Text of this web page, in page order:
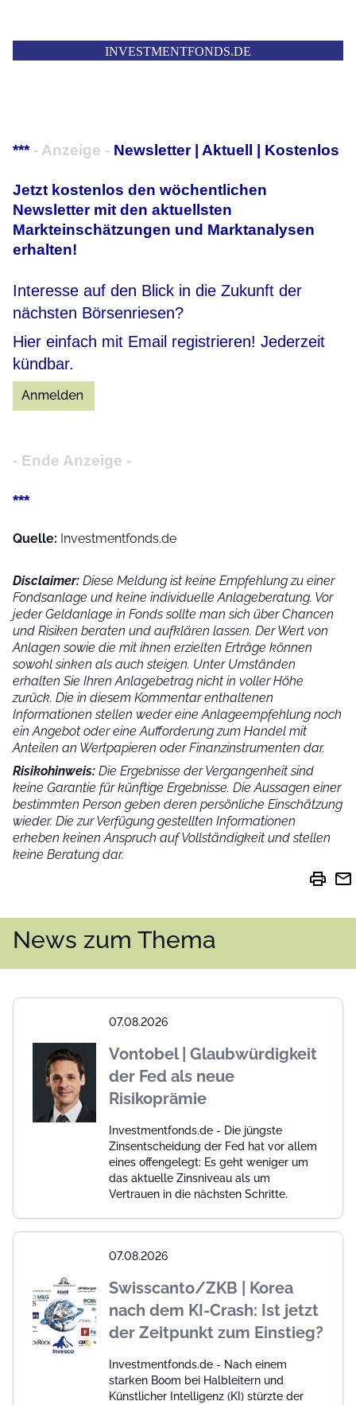
INVESTMENTFONDS.DE
*** - Anzeige - Newsletter | Aktuell | Kostenlos
Jetzt kostenlos den wöchentlichen
Newsletter mit den aktuellsten
Markteinschätzungen und Marktanalysen
erhalten!
Interesse auf den Blick in die Zukunft der
nächsten Börsenriesen?
Hier einfach mit Email registrieren! Jederzeit
kündbar.
- Ende Anzeige -
***
Quelle: Investmentfonds.de
Disclaimer: Diese Meldung ist keine Empfehlung zu einer
Fondsanlage und keine individuelle Anlageberatung. Vor
jeder Geldanlage in Fonds sollte man sich über Chancen
und Risiken beraten und aufklären lassen. Der Wert von
Anlagen sowie die mit ihnen erzielten Erträge können
sowohl sinken als auch steigen. Unter Umständen
erhalten Sie Ihren Anlagebetrag nicht in voller Höhe
zurück. Die in diesem Kommentar enthaltenen
Informationen stellen weder eine Anlageempfehlung noch
ein Angebot oder eine Aufforderung zum Handel mit
Anteilen an Wertpapieren oder Finanzinstrumenten dar.
Risikohinweis: Die Ergebnisse der Vergangenheit sind
keine Garantie für künftige Ergebnisse. Die Aussagen einer
bestimmten Person geben deren persönliche Einschätzung
wieder. Die zur Verfügung gestellten Informationen
erheben keinen Anspruch auf Vollständigkeit und stellen
keine Beratung dar.
print mail
News zum Thema
07.08.2026
Vontobel | Glaubwürdigkeit
der Fed als neue
Risikoprämie
Investmentfonds.de - Die jüngste
Zinsentscheidung der Fed hat vor allem
eines offengelegt: Es geht weniger um
das aktuelle Zinsniveau als um
Vertrauen in die nächsten Schritte.
07.08.2026
Swisscanto/ZKB | Korea
nach dem KI-Crash: Ist jetzt
der Zeitpunkt zum Einstieg?
Investmentfonds.de - Nach einem
starken Boom bei Halbleitern und
Künstlicher Intelligenz (KI) stürzte der